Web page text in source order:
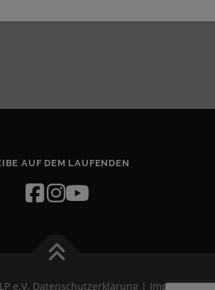
AUF DEM LAUFENDEN
e.V. Datenschutzerklärung | Impressum